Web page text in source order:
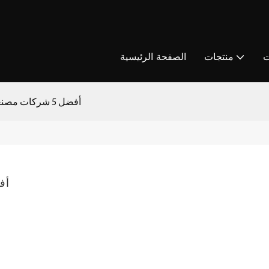
الصفحة الرئيسية منتجات
أفضل 5 شركات مصنعة لآلات الوسائد الهوائية في الصين
أفضل 5